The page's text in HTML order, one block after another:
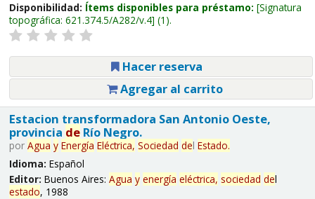
Disponibilidad: Ítems disponibles para préstamo: Signatura
topográfica: 621.374.5/A282/v.4 (1).
Hacer reserva
Agregar al carrito
Estacion transformadora San Antonio Oeste,
provincia deRío Negro.
por Agua y Energía Eléctrica, Sociedad del Estado.
Idioma: Español
Editor: Buenos Aires: Agua y energía eléctrica, sociedad del
estado, 1988